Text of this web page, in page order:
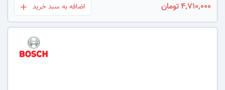
4,710,000 تومان بعلاوه
اضافه به سبد خرید